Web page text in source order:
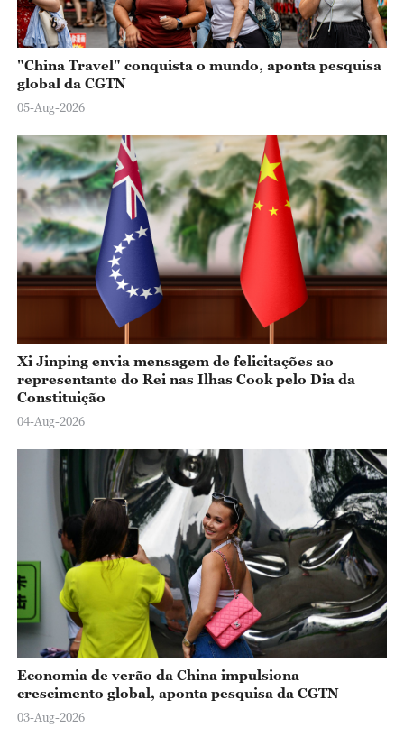
"China Travel" conquista o mundo, aponta pesquisa
global da CGTN
05-Aug-2026
Xi Jinping envia mensagem de felicitações ao
representante do Rei nas Ilhas Cook pelo Dia da
Constituição
04-Aug-2026
Economia de verão da China impulsiona
crescimento global, aponta pesquisa da CGTN
03-Aug-2026